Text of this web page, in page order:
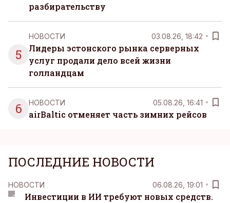
разбирательству
5
НОВОСТИ 03.08.26, 18:42
Лидеры эстонского рынка серверных
услуг продали дело всей жизни
голландцам
6 НОВОСТИ 05.08.26, 16:41
airBaltic отменяет часть зимних рейсов
ПОСЛЕДНИЕ НОВОСТИ
НОВОСТИ 06.08.26, 19:01
Инвестиции в ИИ требуют новых средств.